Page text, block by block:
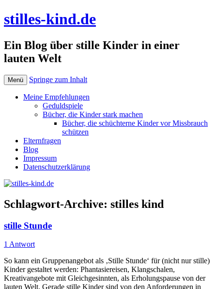
stilles-kind.de
Ein Blog über stille Kinder in einer
lauten Welt
Menü Springe zum Inhalt
Meine Empfehlungen
Geduldspiele
Bücher, die Kinder stark machen
Bücher, die schüchterne Kinder vor Missbrauch
schützen
Elternfragen
Blog
Impressum
Datenschutzerklärung
Schlagwort-Archive: stilles kind
stille Stunde
1 Antwort
So kann ein Gruppenangebot als ‚Stille Stunde‘ für (nicht nur stille)
Kinder gestaltet werden: Phantasiereisen, Klangschalen,
Kreativangebote mit Gleichgesinnten, als Er­holungspause von der
lauten Welt. Gerade stille Kinder sind von den Anforde­rungen in